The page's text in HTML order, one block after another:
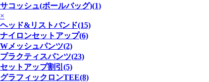
サコッシュ(ボールバッグ)(1)
×
ヘッド&リストバンド(15)
ナイロンセットアップ(6)
Wメッシュパンツ(2)
プラクティスパンツ(23)
セットアップ割引(5)
グラフィックロンTEE(8)